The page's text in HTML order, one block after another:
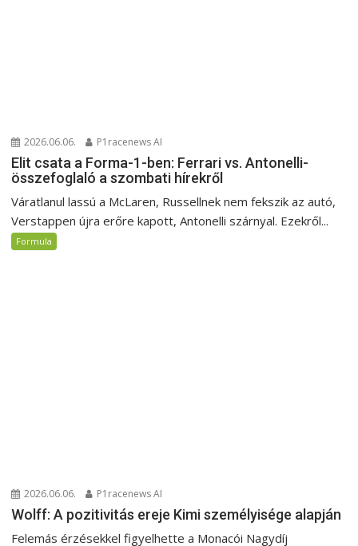
2026.06.06. P1racenews AI
Elit csata a Forma-1-ben: Ferrari vs. Antonelli-
összefoglaló a szombati hírekről
Váratlanul lassú a McLaren, Russellnek nem fekszik az autó,
Verstappen újra erőre kapott, Antonelli szárnyal. Ezekről...
Formula
2026.06.06. P1racenews AI
Wolff: A pozitivitás ereje Kimi személyisége alapján
Felemás érzésekkel figyelhette a Monacói Nagydíj